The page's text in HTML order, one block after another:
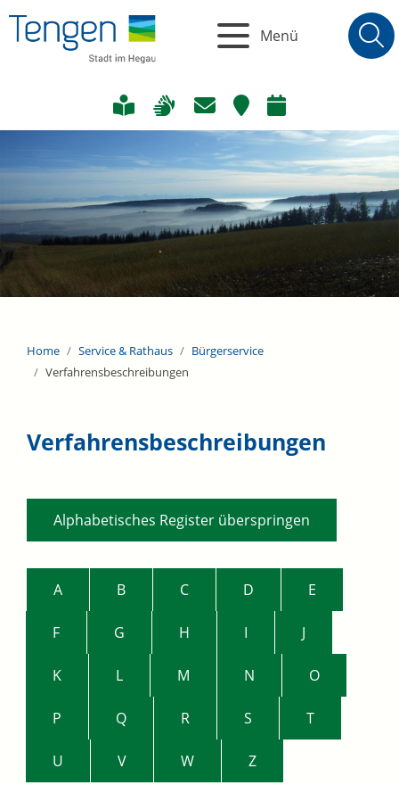
Menü
Home Service & Rathaus
Bürgerservice
Verfahrensbeschreibungen
Verfahrensbeschreibungen
Alphabetisches Register überspringen
A B C D E
F G H I J
K L M N O
P Q R S T
U V W Z